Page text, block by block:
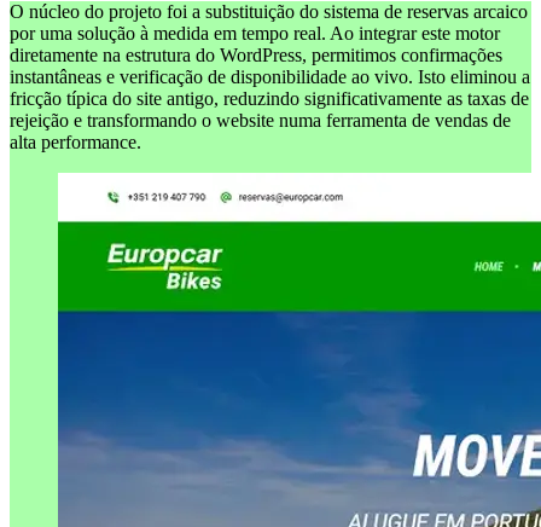
O núcleo do projeto foi a substituição do sistema de reservas arcaico
por uma solução à medida em tempo real. Ao integrar este motor
diretamente na estrutura do WordPress, permitimos confirmações
instantâneas e verificação de disponibilidade ao vivo. Isto eliminou a
fricção típica do site antigo, reduzindo significativamente as taxas de
rejeição e transformando o website numa ferramenta de vendas de
alta performance.